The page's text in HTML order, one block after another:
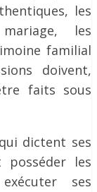
les
les
familial
doivent,
faits sous
dictent ses
les
ses